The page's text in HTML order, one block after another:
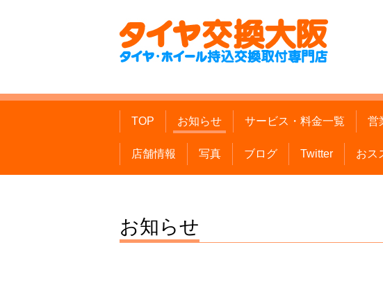
TOP お知らせ サービス・料金一覧 営
店舗情報 写真 ブログ Twitter おス
お知らせ